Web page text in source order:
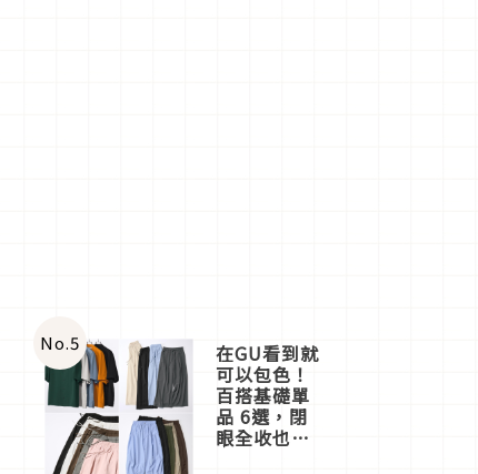
No.5 在GU看到就
可以包色！
百搭基礎單
品 6選，閉
眼全收也不